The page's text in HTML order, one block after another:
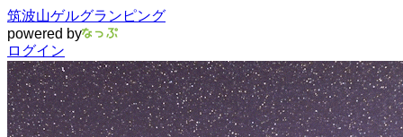
筑波山ゲルグランピング
powered by
ログイン